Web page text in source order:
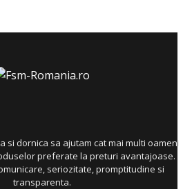
si dornica sa ajutam cat mai multi oameni
preferate la preturi avantajoase.
seriozitate, promptitudine si
transparenta.